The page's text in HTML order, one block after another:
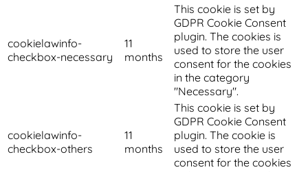
cookielawinfo-
checkbox-necessary
11
months
This cookie is set by
GDPR Cookie Consent
plugin. The cookies is
used to store the user
consent for the cookies
in the category
"Necessary".
cookielawinfo-
checkbox-others
11
months
This cookie is set by
GDPR Cookie Consent
plugin. The cookie is
used to store the user
consent for the cookies